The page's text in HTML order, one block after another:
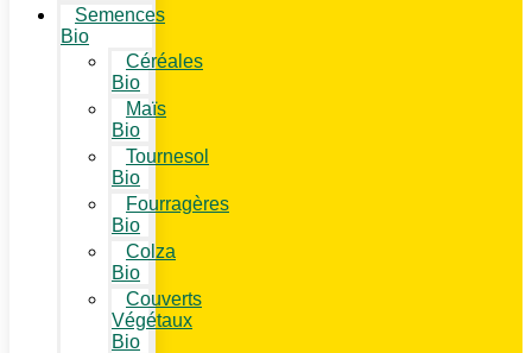
Semences
Bio
Céréales
Bio
Maïs
Bio
Tournesol
Bio
Fourragères
Bio
Colza
Bio
Couverts
Végétaux
Bio